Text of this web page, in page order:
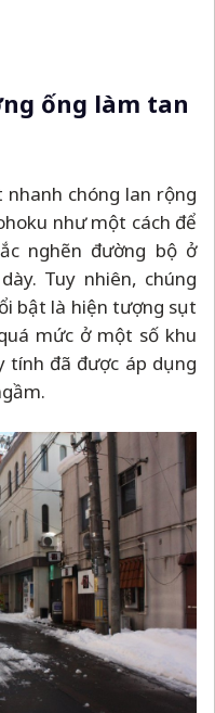
ống làm tan
chóng lan rộng
như một cách để
nghẽn đường bộ ở
Tuy nhiên, chúng
bật là hiện tượng sụt
mức ở một số khu
tính đã được áp dụng